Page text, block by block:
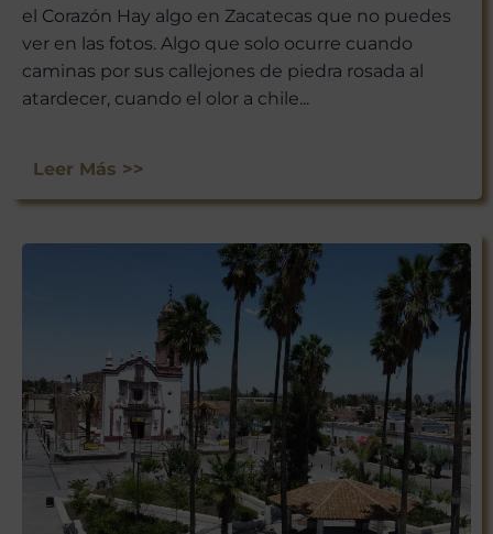
el Corazón Hay algo en Zacatecas que no puedes
ver en las fotos. Algo que solo ocurre cuando
caminas por sus callejones de piedra rosada al
atardecer, cuando el olor a chile...
Leer Más >>